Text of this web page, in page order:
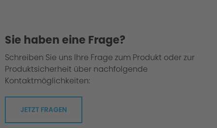
Sie haben eine Frage?
Schreiben Sie uns Ihre Frage zum Produkt oder zur
Produktsicherheit über nachfolgende
Kontaktmöglichkeiten:
JETZT FRAGEN